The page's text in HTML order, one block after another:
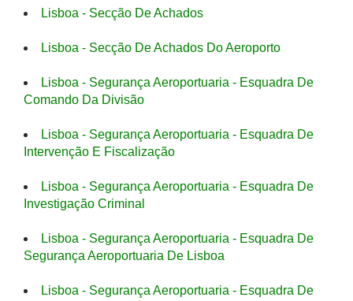
Lisboa - Secção De Achados
Lisboa - Secção De Achados Do Aeroporto
Lisboa - Segurança Aeroportuaria - Esquadra De
Comando Da Divisão
Lisboa - Segurança Aeroportuaria - Esquadra De
Intervenção E Fiscalização
Lisboa - Segurança Aeroportuaria - Esquadra De
Investigação Criminal
Lisboa - Segurança Aeroportuaria - Esquadra De
Segurança Aeroportuaria De Lisboa
Lisboa - Segurança Aeroportuaria - Esquadra De